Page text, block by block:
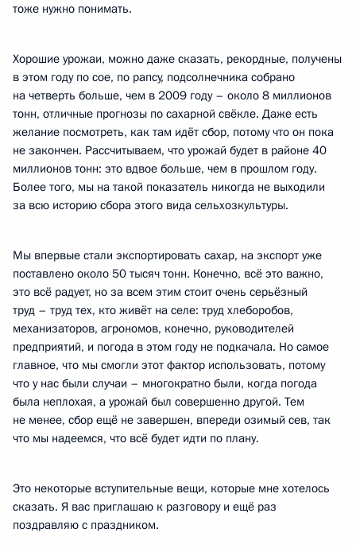
тоже нужно понимать.
Хорошие урожаи, можно даже сказать, рекордные, получены
в этом году по сое, по рапсу, подсолнечника собрано
на четверть больше, чем в 2009 году – около 8 миллионов
тонн, отличные прогнозы по сахарной свёкле. Даже есть
желание посмотреть, как там идёт сбор, потому что он пока
не закончен. Рассчитываем, что урожай будет в районе 40
миллионов тонн: это вдвое больше, чем в прошлом году.
Более того, мы на такой показатель никогда не выходили
за всю историю сбора этого вида сельхозкультуры.
Мы впервые стали экспортировать сахар, на экспорт уже
поставлено около 50 тысяч тонн. Конечно, всё это важно,
это всё радует, но за всем этим стоит очень серьёзный
труд – труд тех, кто живёт на селе: труд хлеборобов,
механизаторов, агрономов, конечно, руководителей
предприятий, и погода в этом году не подкачала. Но самое
главное, что мы смогли этот фактор использовать, потому
что у нас были случаи – многократно были, когда погода
была неплохая, а урожай был совершенно другой. Тем
не менее, сбор ещё не завершен, впереди озимый сев, так
что мы надеемся, что всё будет идти по плану.
Это некоторые вступительные вещи, которые мне хотелось
сказать. Я вас приглашаю к разговору и ещё раз
поздравляю с праздником.